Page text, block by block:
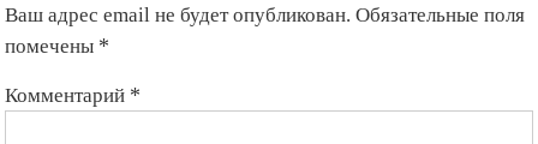
Ваш адрес email не будет опубликован. Обязательные поля
помечены *
Комментарий *